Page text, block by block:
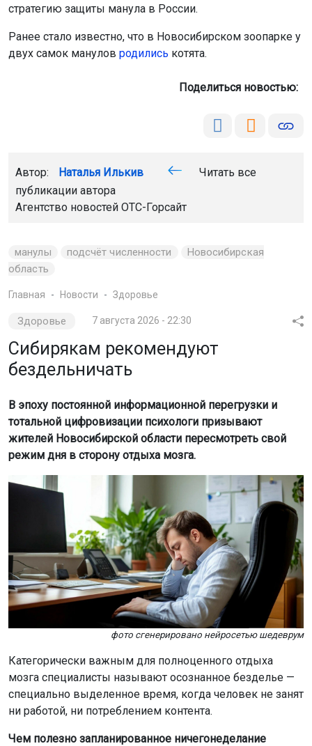
стратегию защиты манула в России.
Ранее стало известно, что в Новосибирском зоопарке у
двух самок манулов родились котята.
Поделиться новостью:
Автор: Наталья Илькив
Читать все
публикации автора
Агентство новостей ОТС-Горсайт
манулы подсчёт численности
Новосибирская
область
Главная Новости Здоровье
Здоровье 7 августа 2026 - 22:30
Сибирякам рекомендуют
бездельничать
В эпоху постоянной информационной перегрузки и
тотальной цифровизации психологи призывают
жителей Новосибирской области пересмотреть свой
режим дня в сторону отдыха мозга.
фото сгенерировано нейросетью шедеврум
Категорически важным для полноценного отдыха
мозга специалисты называют осознанное безделье —
специально выделенное время, когда человек не занят
ни работой, ни потреблением контента.
Чем полезно запланированное ничегонеделание